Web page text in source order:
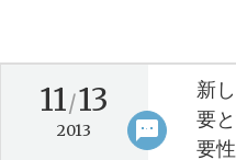
sms
11/13
2013
新
要
要性
keyboard_arrow_right